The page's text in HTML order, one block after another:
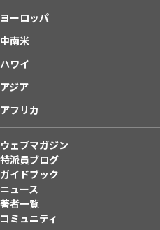
ヨーロッパ
中南米
ハワイ
アジア
アフリカ
ウェブマガジン
特派員ブログ
ガイドブック
ニュース
著者一覧
コミュニティ